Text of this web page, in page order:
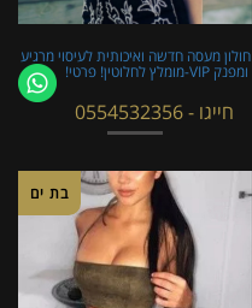
חולון מעסה חדשה ואיכותית לעיסוי מרגיע
ומפנק VIP-מומלץ לחלוטין! פרטי! ​​​​​​
חייגו - 0554532356
בת ים